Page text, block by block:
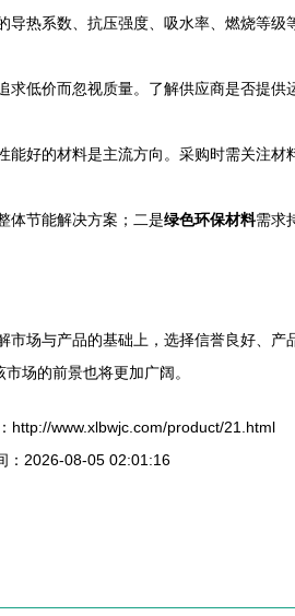
导热系数、抗压强度、吸水率、燃烧等
求低价而忽视质量。了解供应商是否提
好的材料是主流方向。采购时需关注材
体节能解决方案；二是绿色环保材料需求
场与产品的基础上，选择信誉良好、
场的前景也将更加广阔。
http://www.xlbwjc.com/product/21.html
：2026-08-05 02:01:16